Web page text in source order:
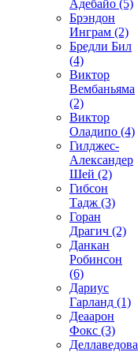
Адебайо (5)
Брэндон
Инграм (2)
Бредли Бил
(4)
Виктор
Вембаньяма
(2)
Виктор
Оладипо (4)
Гилджес-
Александер
Шей (2)
Гибсон
Тадж (3)
Горан
Драгич (2)
Данкан
Робинсон
(6)
Дариус
Гарланд (1)
Деаарон
Фокс (3)
Деллаведова